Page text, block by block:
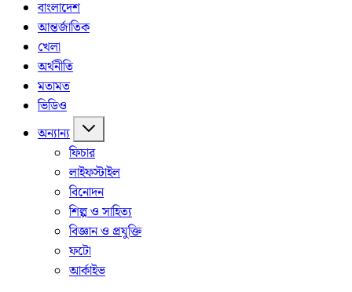
বাংলাদেশ
আন্তর্জাতিক
খেলা
অর্থনীতি
মতামত
ভিডিও
অন্যান্য
ফিচার
লাইফস্টাইল
বিনোদন
শিল্প ও সাহিত্য
বিজ্ঞান ও প্রযুক্তি
ফটো
আর্কাইভ